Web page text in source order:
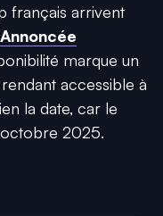
français arrivent
Annoncée
marque un
accessible à
la date, car le
2025.